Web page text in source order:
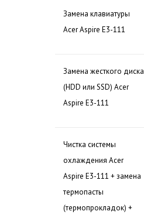
Замена клавиатуры
Acer Aspire E3-111
Замена жесткого диска
(HDD или SSD) Acer
Aspire E3-111
Чистка системы
охлаждения Acer
Aspire E3-111 + замена
термопасты
(термопрокладок) +